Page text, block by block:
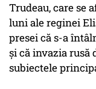
Trudeau, care se
luni ale reginei
presei că s-a
şi că invazia rusă
subiectele